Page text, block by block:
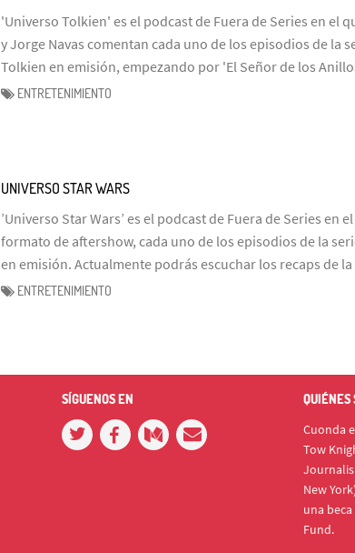
'Universo Tolkien' es el podcast de Fuera de Series en el
y Jorge Navas comentan cada uno de los episodios de la
Tolkien en emisión, empezando por 'El Señor de los
ENTRETENIMIENTO
UNIVERSO STAR WARS
’Universo Star Wars’ es el podcast de Fuera de Series en
formato de aftershow, cada uno de los episodios de la
en emisión. Actualmente podrás escuchar los recaps de
ENTRETENIMIENTO
SÍGUENOS EN QUIÉNES
Cuonda
Tow
New
una
Fund.